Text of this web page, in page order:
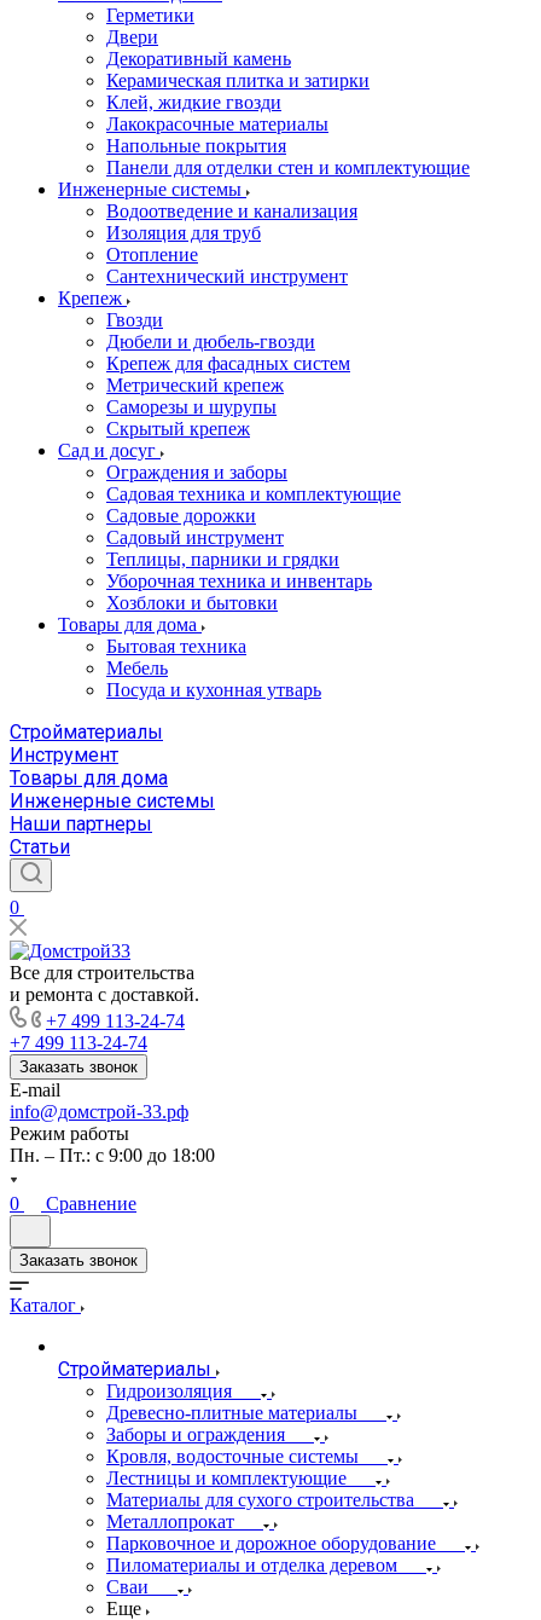
Герметики
Двери
Декоративный камень
Керамическая плитка и затирки
Клей, жидкие гвозди
Лакокрасочные материалы
Напольные покрытия
Панели для отделки стен и комплектующие
Инженерные системы
Водоотведение и канализация
Изоляция для труб
Отопление
Сантехнический инструмент
Крепеж
Гвозди
Дюбели и дюбель-гвозди
Крепеж для фасадных систем
Метрический крепеж
Саморезы и шурупы
Скрытый крепеж
Сад и досуг
Ограждения и заборы
Садовая техника и комплектующие
Садовые дорожки
Садовый инструмент
Теплицы, парники и грядки
Уборочная техника и инвентарь
Хозблоки и бытовки
Товары для дома
Бытовая техника
Мебель
Посуда и кухонная утварь
Стройматериалы
Инструмент
Товары для дома
Инженерные системы
Наши партнеры
Статьи
0
Все для строительства
и ремонта с доставкой.
+7 499 113-24-74
+7 499 113-24-74
Заказать звонок
E-mail
info@домстрой-33.рф
Режим работы
Пн. – Пт.: с 9:00 до 18:00
0 Сравнение
Заказать звонок
Каталог
Стройматериалы
Гидроизоляция
Древесно-плитные материалы
Заборы и ограждения
Кровля, водосточные системы
Лестницы и комплектующие
Материалы для сухого строительства
Металлопрокат
Парковочное и дорожное оборудование
Пиломатериалы и отделка деревом
Сваи
Еще